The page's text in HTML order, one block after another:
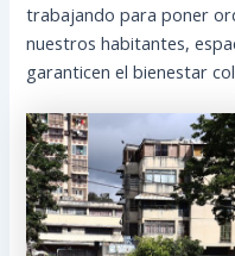
trabajando para poner
nuestros habitantes,
garanticen el bienestar